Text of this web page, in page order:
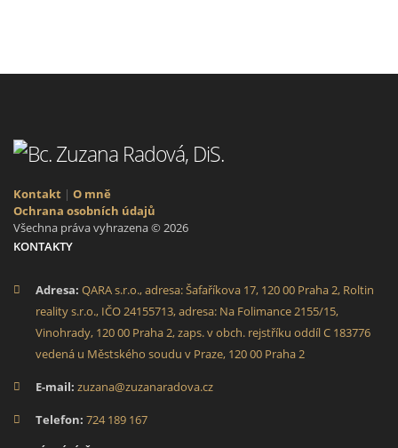
Kontakt | O mně
Ochrana osobních údajů
Všechna práva vyhrazena © 2026
KONTAKTY
Adresa: QARA s.r.o., adresa: Šafaříkova 17, 120 00 Praha 2, Roltin
reality s.r.o., IČO 24155713, adresa: Na Folimance 2155/15,
Vinohrady, 120 00 Praha 2, zaps. v obch. rejstříku oddíl C 183776
vedená u Městského soudu v Praze, 120 00 Praha 2
E-mail: zuzana@zuzanaradova.cz
Telefon: 724 189 167